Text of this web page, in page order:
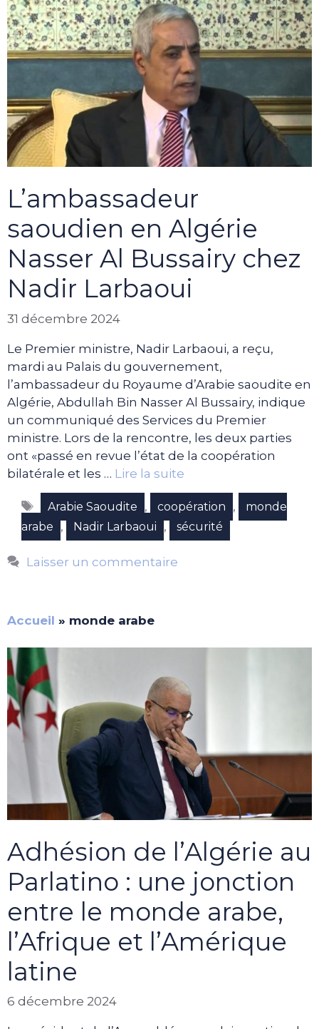
L’ambassadeur
saoudien en Algérie
Nasser Al Bussairy chez
Nadir Larbaoui
31 décembre 2024
Le Premier ministre, Nadir Larbaoui, a reçu,
mardi au Palais du gouvernement,
l’ambassadeur du Royaume d’Arabie saoudite en
Algérie, Abdullah Bin Nasser Al Bussairy, indique
un communiqué des Services du Premier
ministre. Lors de la rencontre, les deux parties
ont «passé en revue l’état de la coopération
bilatérale et les … Lire la suite
Étiquettes
Arabie Saoudite , coopération ,
monde
arabe
, Nadir Larbaoui , sécurité
Laisser un commentaire
Accueil » monde arabe
Adhésion de l’Algérie au
Parlatino : une jonction
entre le monde arabe,
l’Afrique et l’Amérique
latine
6 décembre 2024